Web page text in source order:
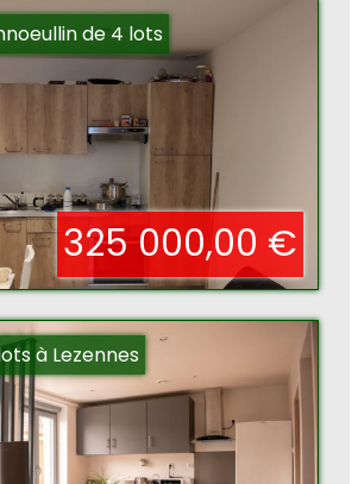
de 4 lots
325 000,00 €
à Lezennes